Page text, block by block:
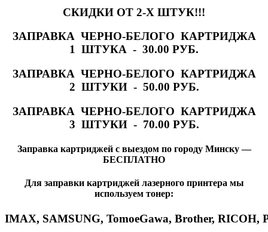
СКИДКИ ОТ 2-Х ШТУК!!!
ЗАПРАВКА ЧЕРНО-БЕЛОГО КАРТРИДЖА
1 ШТУКА - 30.00 РУБ.
ЗАПРАВКА ЧЕРНО-БЕЛОГО КАРТРИДЖА
2 ШТУКИ - 50.00 РУБ.
ЗАПРАВКА ЧЕРНО-БЕЛОГО КАРТРИДЖА
3 ШТУКИ - 70.00 РУБ.
Заправка картриджей с выездом по городу Минску —
БЕСПЛАТНО
Для заправки картриджей лазерного принтера мы
используем тонер:
IMAX, SAMSUNG, TomoeGawa, Brother, RICOH,